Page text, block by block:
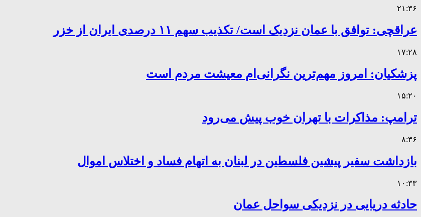
۲۱:۳۶
عراقچی: توافق با عمان نزدیک است/ تکذیب سهم ۱۱ درصدی ایران از خزر
۱۷:۲۸
پزشکیان: امروز مهم‌ترین نگرانی‌ام معیشت مردم است
۱۵:۲۰
ترامپ: مذاکرات با تهران خوب پیش می‌رود
۸:۳۶
بازداشت سفیر پیشین فلسطین در لبنان به اتهام فساد و اختلاس اموال
۱۰:۳۳
حادثه دریایی در نزدیکی سواحل عمان